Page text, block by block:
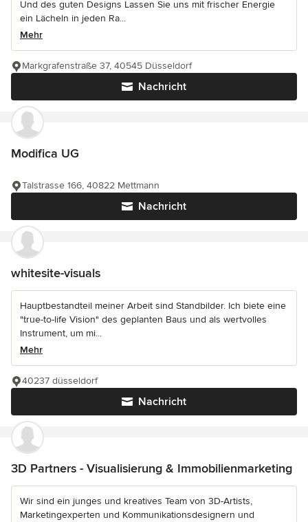
Und des guten Designs Lassen Sie uns mit frischer Energie
ein Lächeln in jeden Ra...
Mehr
Nachricht
Markgrafenstraße 37, 40545 Düsseldorf
Modifica UG
Nachricht
Talstrasse 166, 40822 Mettmann
whitesite-visuals
Hauptbestandteil meiner Arbeit sind Standbilder. Ich biete eine
"true-to-life Vision" des geplanten Baus und als wertvolles
Instrument, um mi...
Mehr
Nachricht
40237 düsseldorf
3D Partners - Visualisierung & Immobilienmarketing
Wir sind ein junges und kreatives Team von 3D-Artists,
Marketingexperten und Kommunikationsdesignern und